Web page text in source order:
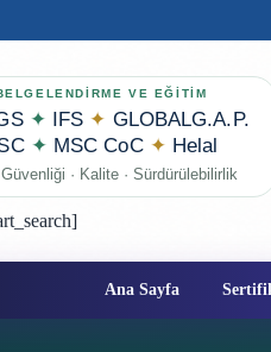
VE EĞİTİM
✦ IFS ✦ GLOBALG.A.P.
✦ MSC CoC ✦ Helal
Güvenliği · Kalite · Sürdürülebilirlik
Ana Sayfa